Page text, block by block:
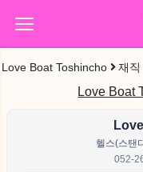
Love Boat Toshincho 재직
Love Boat
헬스(스탠
052-